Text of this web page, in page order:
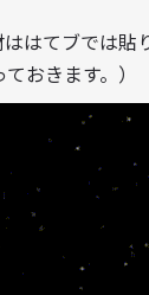
ははてブでは貼
おきます。）